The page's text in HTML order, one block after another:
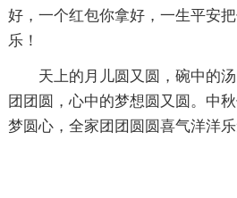
好，一个红包你拿好，一生平安
乐！
天上的月儿圆又圆，碗中的
团团圆，心中的梦想圆又圆。中
梦圆心，全家团团圆圆喜气洋洋乐